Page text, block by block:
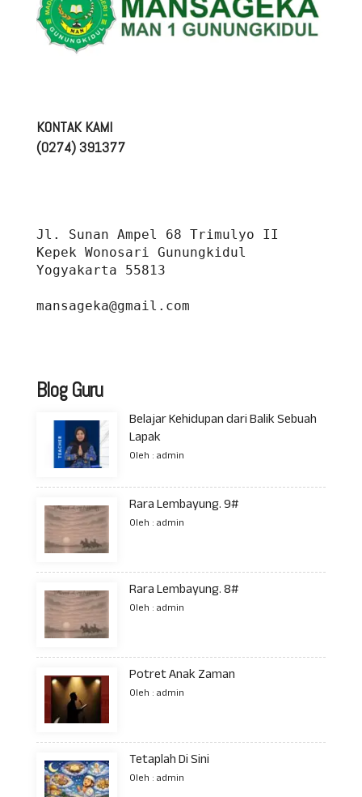
KONTAK KAMI
(0274) 391377
Jl. Sunan Ampel 68 Trimulyo II
Kepek Wonosari Gunungkidul
Yogyakarta 55813
mansageka@gmail.com
Blog Guru
Belajar Kehidupan dari Balik Sebuah
Lapak
Oleh : admin
Rara Lembayung. 9#
Oleh : admin
Rara Lembayung. 8#
Oleh : admin
Potret Anak Zaman
Oleh : admin
Tetaplah Di Sini
Oleh : admin